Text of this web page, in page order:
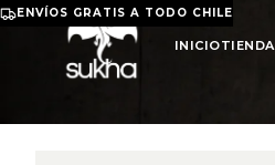
ENVÍOS GRATIS A TODO CHILE
INICIOTIENDA